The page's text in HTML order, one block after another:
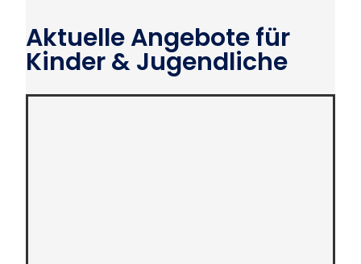
Aktuelle Angebote für
Kinder & Jugendliche